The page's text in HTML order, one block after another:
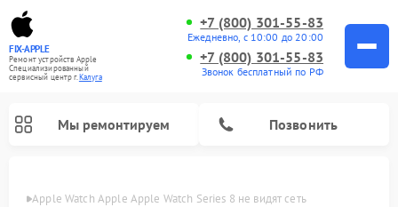
FIX-APPLE
Ремонт устройств Apple
Специализированный
cервисный центр г.Калуга
+7 (800) 301-55-83
Ежедневно, с 10:00 до 20:00
+7 (800) 301-55-83
Звонок бесплатный по РФ
Мы ремонтируем Позвонить
Apple Watch Apple Apple Watch Series 8 не видят сеть